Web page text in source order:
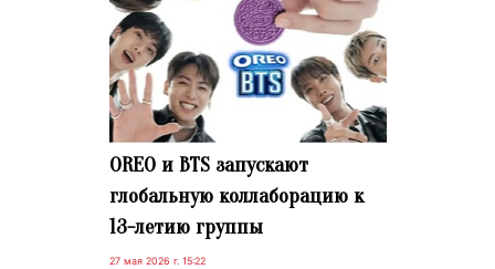
OREO и BTS запускают
глобальную коллаборацию к
13-летию группы
27 мая 2026 г. 15:22